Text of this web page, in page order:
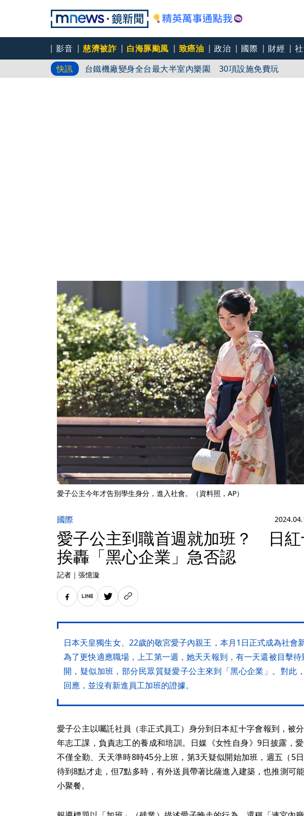
影音 慈濟被詐 白海豚颱風 致癌油 政治 國際 財經
快訊
台鐵機廠變身全台最大半室內樂園 30項設施免費玩
白海豚今明風雨最劇 橫掃沖繩「釀7傷、航班大亂」1／
愛子公主今年才告別學生身分，進入社會。（資料照，AP）
國際
愛子公主到職首週就加班？ 日紅
挨轟「黑心企業」急否認
記者 ｜ 張憶漩
日本天皇獨生女、22歲的敬宮愛子內親王，本月1日正式成為社會
為了更快適應職場，上工第一週，她天天報到，有一天還被目擊
開，疑似加班，部分民眾質疑愛子公主來到「黑心企業」。對此
回應，並沒有新進員工加班的證據。
愛子公主以囑託社員（非正式員工）身分到日本紅十字會報到，被
年志工課，負責志工的養成和培訓。日媒《女性自身》9日披露，
不僅全勤、天天準時8時45分上班，第3天疑似開始加班，週五（5
待到8點才走，但7點多時，有外送員帶著比薩進入建築，也推測可
小聚餐。